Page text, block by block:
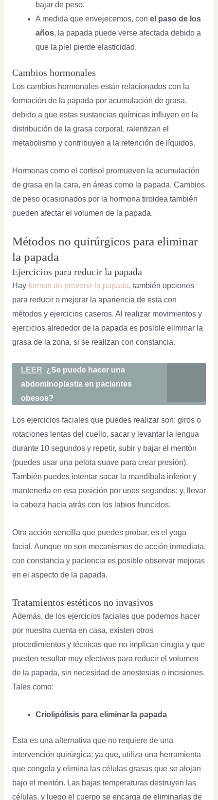
bajar de peso.
A medida que envejecemos, con el paso de los
años, la papada puede verse afectada debido a
que la piel pierde elasticidad.
Cambios hormonales
Los cambios hormonales están relacionados con la
formación de la papada por acumulación de grasa,
debido a que estas sustancias químicas influyen en la
distribución de la grasa corporal, ralentizan el
metabolismo y contribuyen a la retención de líquidos.
Hormonas como el cortisol promueven la acumulación
de grasa en la cara, en áreas como la papada. Cambios
de peso ocasionados por la hormona tiroidea también
pueden afectar el volumen de la papada.
Métodos no quirúrgicos para eliminar
la papada
Ejercicios para reducir la papada
Hay formas de prevenir la papada, también opciones
para reducir o mejorar la apariencia de esta con
métodos y ejercicios caseros. Al realizar movimientos y
ejercicios alrededor de la papada es posible eliminar la
grasa de la zona, si se realizan con constancia.
LEER ¿Se puede hacer una
abdominoplastia en pacientes
obesos?
Los ejercicios faciales que puedes realizar son: giros o
rotaciones lentas del cuello, sacar y levantar la lengua
durante 10 segundos y repetir, subir y bajar el mentón
(puedes usar una pelota suave para crear presión).
También puedes intentar sacar la mandíbula inferior y
mantenerla en esa posición por unos segundos; y, llevar
la cabeza hacia atrás con los labios fruncidos.
Otra acción sencilla que puedes probar, es el yoga
facial. Aunque no son mecanismos de acción inmediata,
con constancia y paciencia es posible observar mejoras
en el aspecto de la papada.
Tratamientos estéticos no invasivos
Además, de los ejercicios faciales que podemos hacer
por nuestra cuenta en casa, existen otros
procedimientos y técnicas que no implican cirugía y que
pueden resultar muy efectivos para reducir el volumen
de la papada, sin necesidad de anestesias o incisiones.
Tales como:
Criolipólisis para eliminar la papada
Esta es una alternativa que no requiere de una
intervención quirúrgica; ya que, utiliza una herramienta
que congela y elimina las células grasas que se alojan
bajo el mentón. Las bajas temperaturas destruyen las
células, y luego el cuerpo se encarga de eliminarlas de